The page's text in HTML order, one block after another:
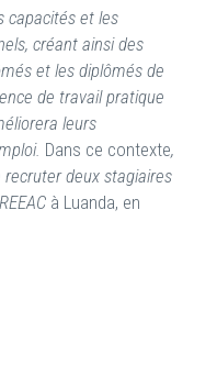
capacités et les
créant ainsi des
et les diplômés de
de travail pratique
leurs
Dans ce contexte,
recruter deux stagiaires
à Luanda, en